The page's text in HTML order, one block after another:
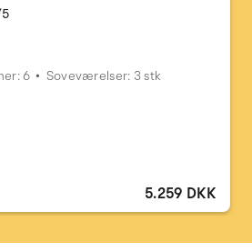
6 Soveværelser: 3 stk
5.259 DKK